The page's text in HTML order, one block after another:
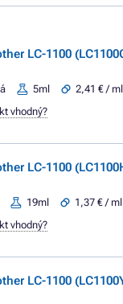
LC-1100
5ml 2,41 € / ml
vhodný?
LC-1100
19ml 1,37 € / ml
vhodný?
LC-1100